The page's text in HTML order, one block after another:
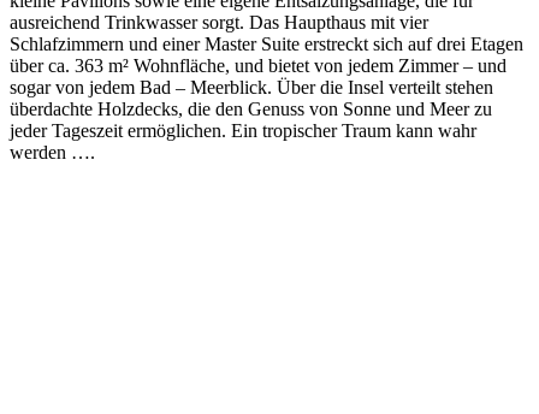
ausreichend Trinkwasser sorgt. Das Haupthaus mit vier
Schlafzimmern und einer Master Suite erstreckt sich auf drei Etagen
über ca. 363 m² Wohnfläche, und bietet von jedem Zimmer – und
sogar von jedem Bad – Meerblick. Über die Insel verteilt stehen
überdachte Holzdecks, die den Genuss von Sonne und Meer zu
jeder Tageszeit ermöglichen. Ein tropischer Traum kann wahr
werden ….